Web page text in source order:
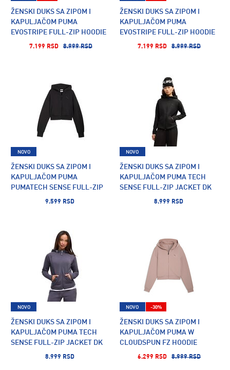
ŽENSKI DUKS SA ZIPOM I
KAPULJAČOM PUMA
EVOSTRIPE FULL-ZIP HOODIE
7.199 RSD 8.999 RSD
ŽENSKI DUKS SA ZIPOM I
KAPULJAČOM PUMA
EVOSTRIPE FULL-ZIP HOODIE
7.199 RSD 8.999 RSD
ŽENSKI DUKS SA ZIPOM I
KAPULJAČOM PUMA
PUMATECH SENSE FULL-ZIP
SOFT TOUCH DRYCELL
9.599 RSD
NOVO
ŽENSKI DUKS SA ZIPOM I
KAPULJAČOM PUMA TECH
SENSE FULL-ZIP JACKET DK
8.999 RSD
NOVO
ŽENSKI DUKS SA ZIPOM I
KAPULJAČOM PUMA TECH
SENSE FULL-ZIP JACKET DK
8.999 RSD
NOVO
ŽENSKI DUKS SA ZIPOM I
KAPULJAČOM PUMA W
CLOUDSPUN FZ HOODIE
6.299 RSD 8.999 RSD
NOVO -30%